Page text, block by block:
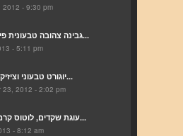
2012 - 9:30 pm
גבינה צהובה טבעונית פיקנטית עם...
- 5:11 pm
יוגורט טבעוני וציזיקי ללא לקט...
23, 2012 - 2:02 pm
עוגת שקדים, לוטוס קרמל ושוקולד...
- 8:12 am